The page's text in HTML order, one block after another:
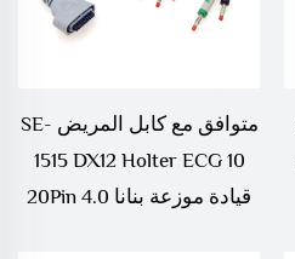
متوافق مع كابل المريض SE-
1515 DX12 Holter ECG 10
قيادة موزعة بنانا 4.0 20Pin